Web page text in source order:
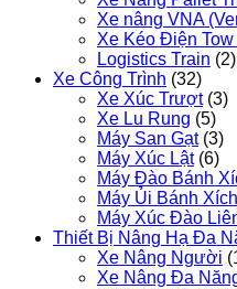
Xe nâng VNA
Xe Kéo Điện Tow
Logistics Train (2)
Xe Công Trình (32)
Xe Xúc Trượt (3)
Xe Lu Rung (5)
Máy San Gạt (3)
Máy Xúc Lật (6)
Máy Đào Bánh
Máy Ủi Bánh Xích
Máy Xúc Đào
Thiết Bị Nâng Hạ Đa
Xe Nâng Người
Xe Nâng Đa